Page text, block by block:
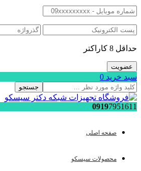
حداقل 8 کاراکتر
سبد خرید 0
جستجو
09197951611
صفحه اصلی
محصولات سیسکو